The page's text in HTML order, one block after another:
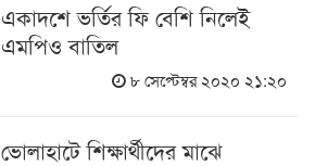
একাদশে ভর্তির ফি বেশি নিলেই
এমপিও বাতিল
৮ সেপ্টেম্বর ২০২০ ২১:২০
ভোলাহাটে শিক্ষার্থীদের মাঝে